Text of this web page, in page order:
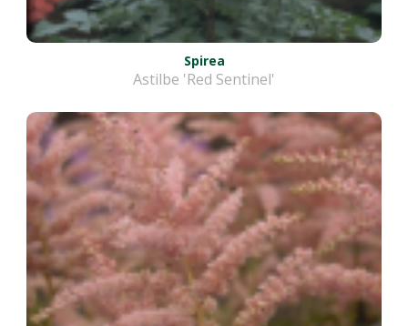
Spirea
Astilbe 'Red Sentinel'